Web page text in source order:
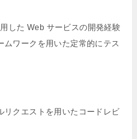
した Web サービスの開発経験
ムワークを用いた定常的にテス
リクエストを用いたコードレビ